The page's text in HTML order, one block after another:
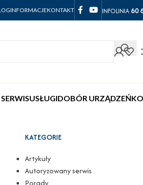
INFORMACJEKONTAKT INFOLINIA 60
USŁUGIDOBÓR URZĄDZEŃ
KATEGORIE
Artykuły
Autoryzowany serwis
Porady